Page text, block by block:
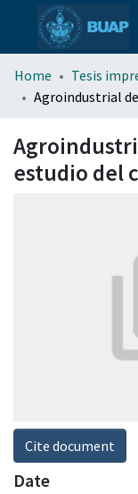
Home Tesis
estudio del
Cite document
Date